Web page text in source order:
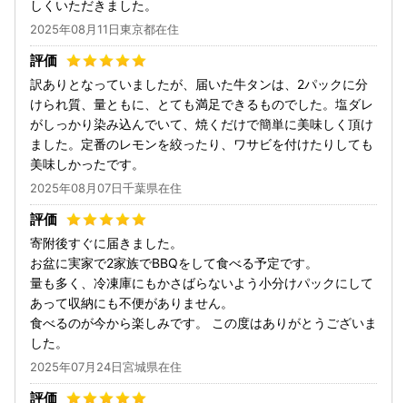
しくいただきました。
2025年08月11日東京都在住
訳ありとなっていましたが、届いた牛タンは、2パックに分
けられ質、量ともに、とても満足できるものでした。塩ダレ
がしっかり染み込んでいて、焼くだけで簡単に美味しく頂け
ました。定番のレモンを絞ったり、ワサビを付けたりしても
美味しかったです。
2025年08月07日千葉県在住
寄附後すぐに届きました。
お盆に実家で2家族でBBQをして食べる予定です。
量も多く、冷凍庫にもかさばらないよう小分けパックにして
あって収納にも不便がありません。
食べるのが今から楽しみです。 この度はありがとうございま
した。
2025年07月24日宮城県在住